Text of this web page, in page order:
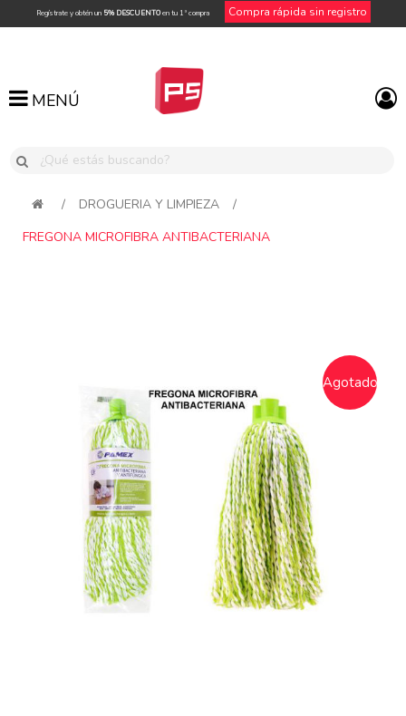
Regístrate y obtén un 5% DESCUENTOen tu 1ª compra Compra rápida sin registro
MENÚ
MENÚ
/ DROGUERIA Y LIMPIEZA
/
FREGONA MICROFIBRA ANTIBACTERIANA
Agotado